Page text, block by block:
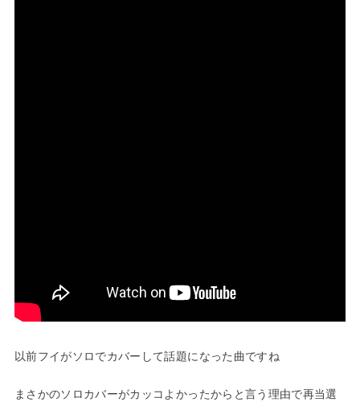
以前フイがソロでカバーして話題になった曲ですね
まさかのソロカバーがカッコよかったからと言う理由で再当選